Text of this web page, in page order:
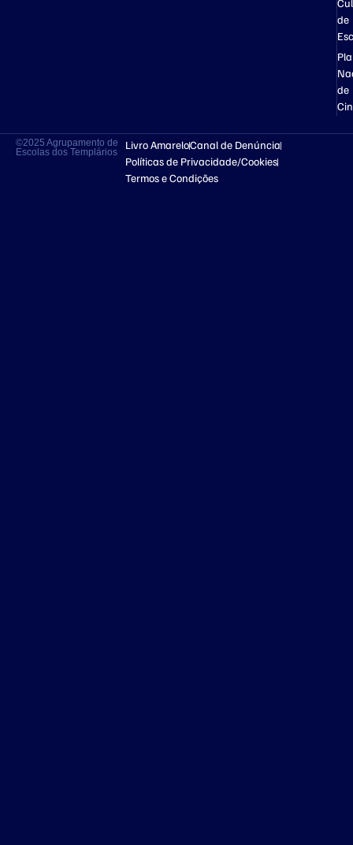
de
de
©2025 Agrupamento de
Escolas dos Templários
Livro AmareloCanal de Denúncia
Políticas de Privacidade/Cookies
Termos e Condições